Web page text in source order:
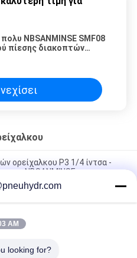
NBSANMINSE SMF08
πίεσης διακοπτών
σημείου
που βαθμολογείται
ορείχαλκου P3 1/4 ίντσα -
NBSANMINSE
για την άμεσα
νερού
βαλβίδα σωληνοειδών
AM
looking for?